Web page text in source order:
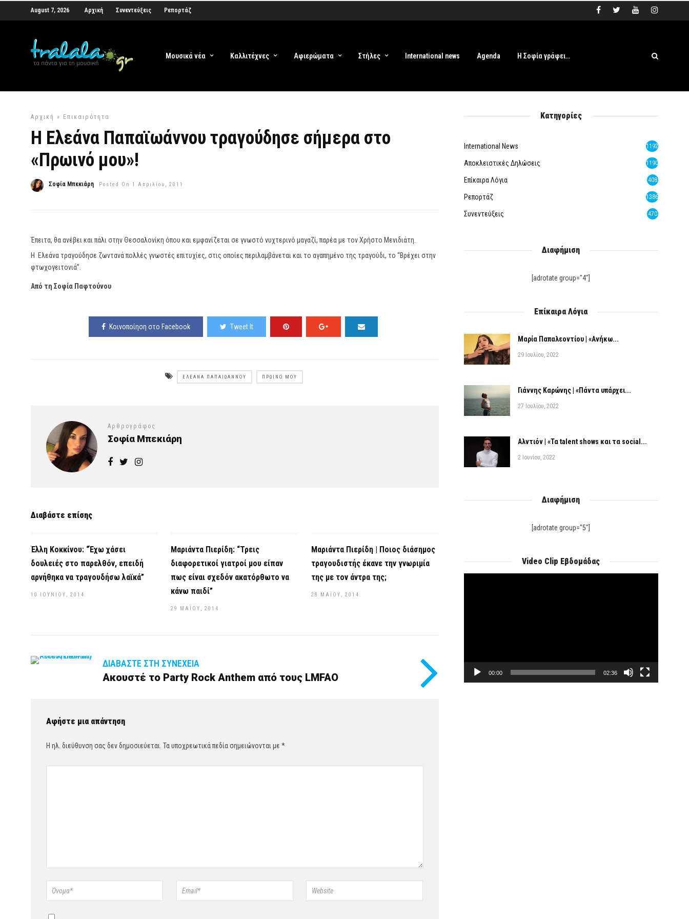
August 7, 2026 Αρχική Συνεντεύξεις Ρεπορτάζ
Μουσικά νέα Καλλιτέχνες Αφιερώματα Στήλες International news Agenda Η Σοφία γράφει…
Αρχική » Επικαιρότητα
Η Ελεάνα Παπαϊωάννου τραγούδησε σήμερα στο
«Πρωινό μου»!
Σοφία Μπεκιάρη Posted On 1 Απριλίου, 2011
Έπειτα, θα ανέβει και πάλι στην Θεσσαλονίκη όπου και εμφανίζεται σε γνωστό νυχτερινό μαγαζί, παρέα με τον Χρήστο Μενιδιάτη.
Η Eλεάνα τραγούδησε ζωντανά πολλές γνωστές επιτυχίες, στις οποίες περιλαμβάνεται και το αγαπημένο της τραγούδι, το “Βρέχει στην
φτωχογειτονιά”.
Από τη Σοφία Παφτούνου
Κοινοποίηση στο Facebook Tweet It
ΕΛΕΆΝΑ ΠΑΠΑΙΩΆΝΝΟΥ ΠΡΩΙΝΌ ΜΟΥ
Αρθρογράφος
Σοφία Μπεκιάρη
Διαβάστε επίσης
Έλλη Κοκκίνου: “Έχω χάσει
δουλειές στο παρελθόν, επειδή
αρνήθηκα να τραγουδήσω λαϊκά”
10 ΙΟΥΝΊΟΥ, 2014
Μαριάντα Πιερίδη: “Τρεις
διαφορετικοί γιατροί μου είπαν
πως είναι σχεδόν ακατόρθωτο να
κάνω παιδί”
29 ΜΑΪ́ΟΥ, 2014
Μαριάντα Πιερίδη | Ποιος διάσημος
τραγουδιστής έκανε την γνωριμία
της με τον άντρα της;
28 ΜΑΪ́ΟΥ, 2014
ΔΙΑΒΆΣΤΕ ΣΤΗ ΣΥΝΈΧΕΙΑ
Ακουστέ το Party Rock Anthem από τους LMFAO
Αφήστε μια απάντηση
Η ηλ. διεύθυνση σας δεν δημοσιεύεται. Τα υποχρεωτικά πεδία σημειώνονται με *
Κατηγορίες
International News 1192
Αποκλειστικές Δηλώσεις 1190
Επίκαιρα Λόγια 408
Ρεπορτάζ 1386
Συνεντεύξεις 470
Διαφήμιση
[adrotate group="4"]
Επίκαιρα Λόγια
Μαρία Παπαλεοντίου | «Ανήκω...
29 Ιουλίου, 2022
Γιάννης Καρώνης | «Πάντα υπάρχει...
27 Ιουλίου, 2022
Αλντιόν | «Τα talent shows και τα social...
2 Ιουνίου, 2022
Διαφήμιση
[adrotate group="5"]
Video Clip Εβδομάδας
00:00 02:36